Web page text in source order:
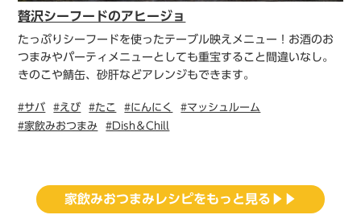
贅沢シーフードのアヒージョ
たっぷりシーフードを使ったテーブル映えメニュー！お酒のお
つまみやパーティメニューとしても重宝すること間違いなし。
きのこや鯖缶、砂肝などアレンジもできます。
#サバ #えび #たこ #にんにく
#マッシュルーム
#家飲みおつまみ
#Dish＆Chill
家飲みおつまみレシピをもっと見る▶▶